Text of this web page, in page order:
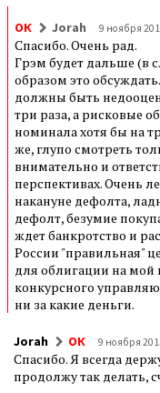
ОК Jorah 9 ноября
Спасибо. Очень рад.
Грэм будет дальше (в
образом это
должны быть
три раза, а рисковые
номинала хотя бы на
же, глупо смотреть
внимательно и
перспективах. Очень
накануне дефолта,
дефолт, безумие
ждет банкротство и
России "правильная"
для облигации на мой
конкурсного
ни за какие деньги.
Jorah ОК 9 ноября
Спасибо. Я всегда
продолжу так делать,